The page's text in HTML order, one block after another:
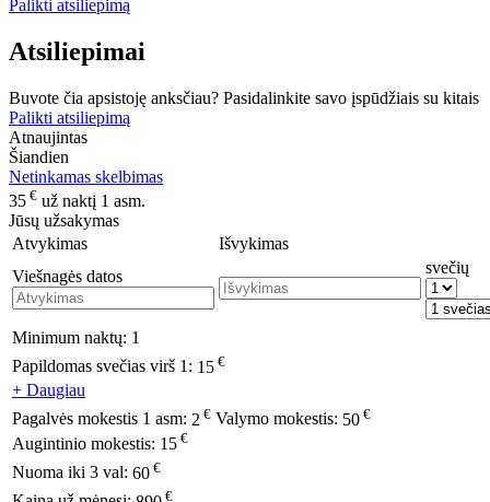
Palikti atsiliepimą
Atsiliepimai
Buvote čia apsistoję anksčiau? Pasidalinkite savo įspūdžiais su kitais
Palikti atsiliepimą
Atnaujintas
Šiandien
Netinkamas skelbimas
35 € už naktį 1 asm.
Jūsų užsakymas
Atvykimas
Išvykimas
Viešnagės datos
svečių
Minimum naktų: 1
Papildomas svečias virš 1: 15 €
+ Daugiau
Pagalvės mokestis 1 asm: 2 € Valymo mokestis: 50 €
Augintinio mokestis: 15 €
Nuoma iki 3 val: 60 €
€